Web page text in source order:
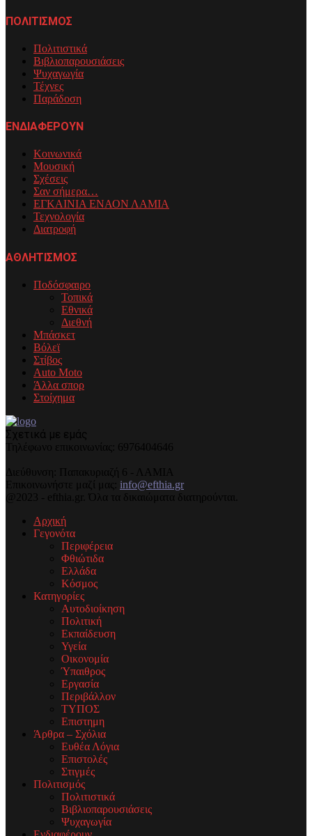
ΠΟΛΙΤΙΣΜΟΣ
Πολιτιστικά
Βιβλιοπαρουσιάσεις
Ψυχαγωγία
Τέχνες
Παράδοση
ΕΝΔΙΑΦΕΡΟΥΝ
Κοινωνικά
Μουσική
Σχέσεις
Σαν σήμερα…
ΕΓΚΑΙΝΙΑ ΕΝΑΟΝ ΛΑΜΙΑ
Τεχνολογία
Διατροφή
ΑΘΛΗΤΙΣΜΟΣ
Ποδόσφαιρο
Τοπικά
Εθνικά
Διεθνή
Μπάσκετ
Βόλεϊ
Στίβος
Auto Moto
Άλλα σπορ
Στοίχημα
Σχετικά με εμάς
Τηλέφωνo επικοινωνίας: 6976404646
Διεύθυνση: Παπακυριαζή 6 - ΛΑΜΙΑ
Επικοινωνήστε μαζί μας: info@efthia.gr
@2023 - efthia.gr. Όλα τα δικαιώματα διατηρούνται.
Αρχική
Γεγονότα
Περιφέρεια
Φθιώτιδα
Ελλάδα
Κόσμος
Κατηγορίες
Αυτοδιοίκηση
Πολιτική
Εκπαίδευση
Υγεία
Οικονομία
Ύπαιθρος
Εργασία
Περιβάλλον
ΤΥΠΟΣ
Επιστημη
Άρθρα – Σχόλια
Ευθέα Λόγια
Επιστολές
Στιγμές
Πολιτισμός
Πολιτιστικά
Βιβλιοπαρουσιάσεις
Ψυχαγωγία